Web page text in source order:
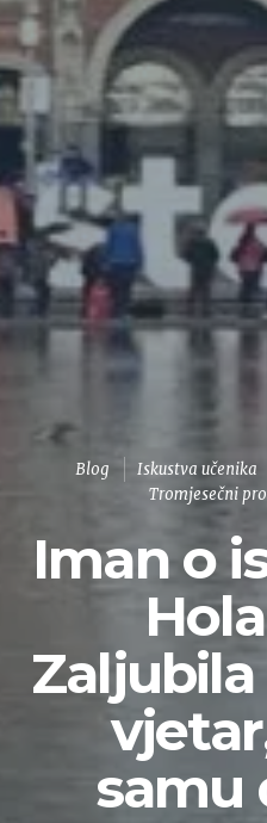
Blog Iskustva učenika
Tromjesečni
Iman o
samu